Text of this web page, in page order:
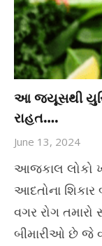
આ જ્યૂસથી
રાહત….
June 13, 2024
આજકાલ લોકો
આદતોના
વગર રોગ
બીમારીઓ છે જે